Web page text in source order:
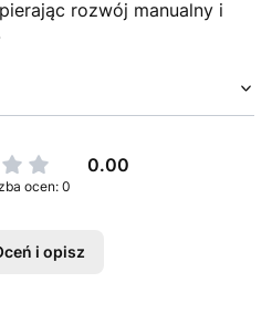
rozwój manualny i
0.00
ocen: 0
i opisz